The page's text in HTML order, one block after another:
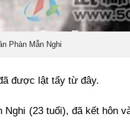
Phàn Mẫn Nghi
được lật tẩy từ đây.
(23 tuổi), đã kết hôn